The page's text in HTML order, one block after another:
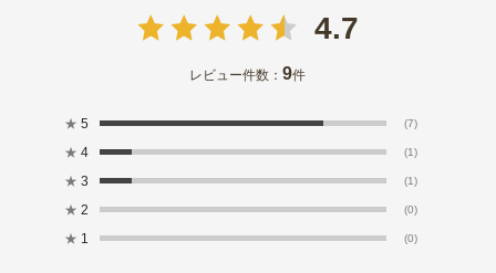
4.7
レビュー件数：9件
★ 5 (7)
★ 4 (1)
★ 3 (1)
★ 2 (0)
★ 1 (0)